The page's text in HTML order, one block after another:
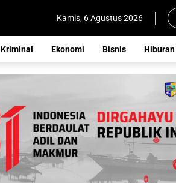
Kamis, 6 Agustus 2026
Kriminal Ekonomi Bisnis Hiburan